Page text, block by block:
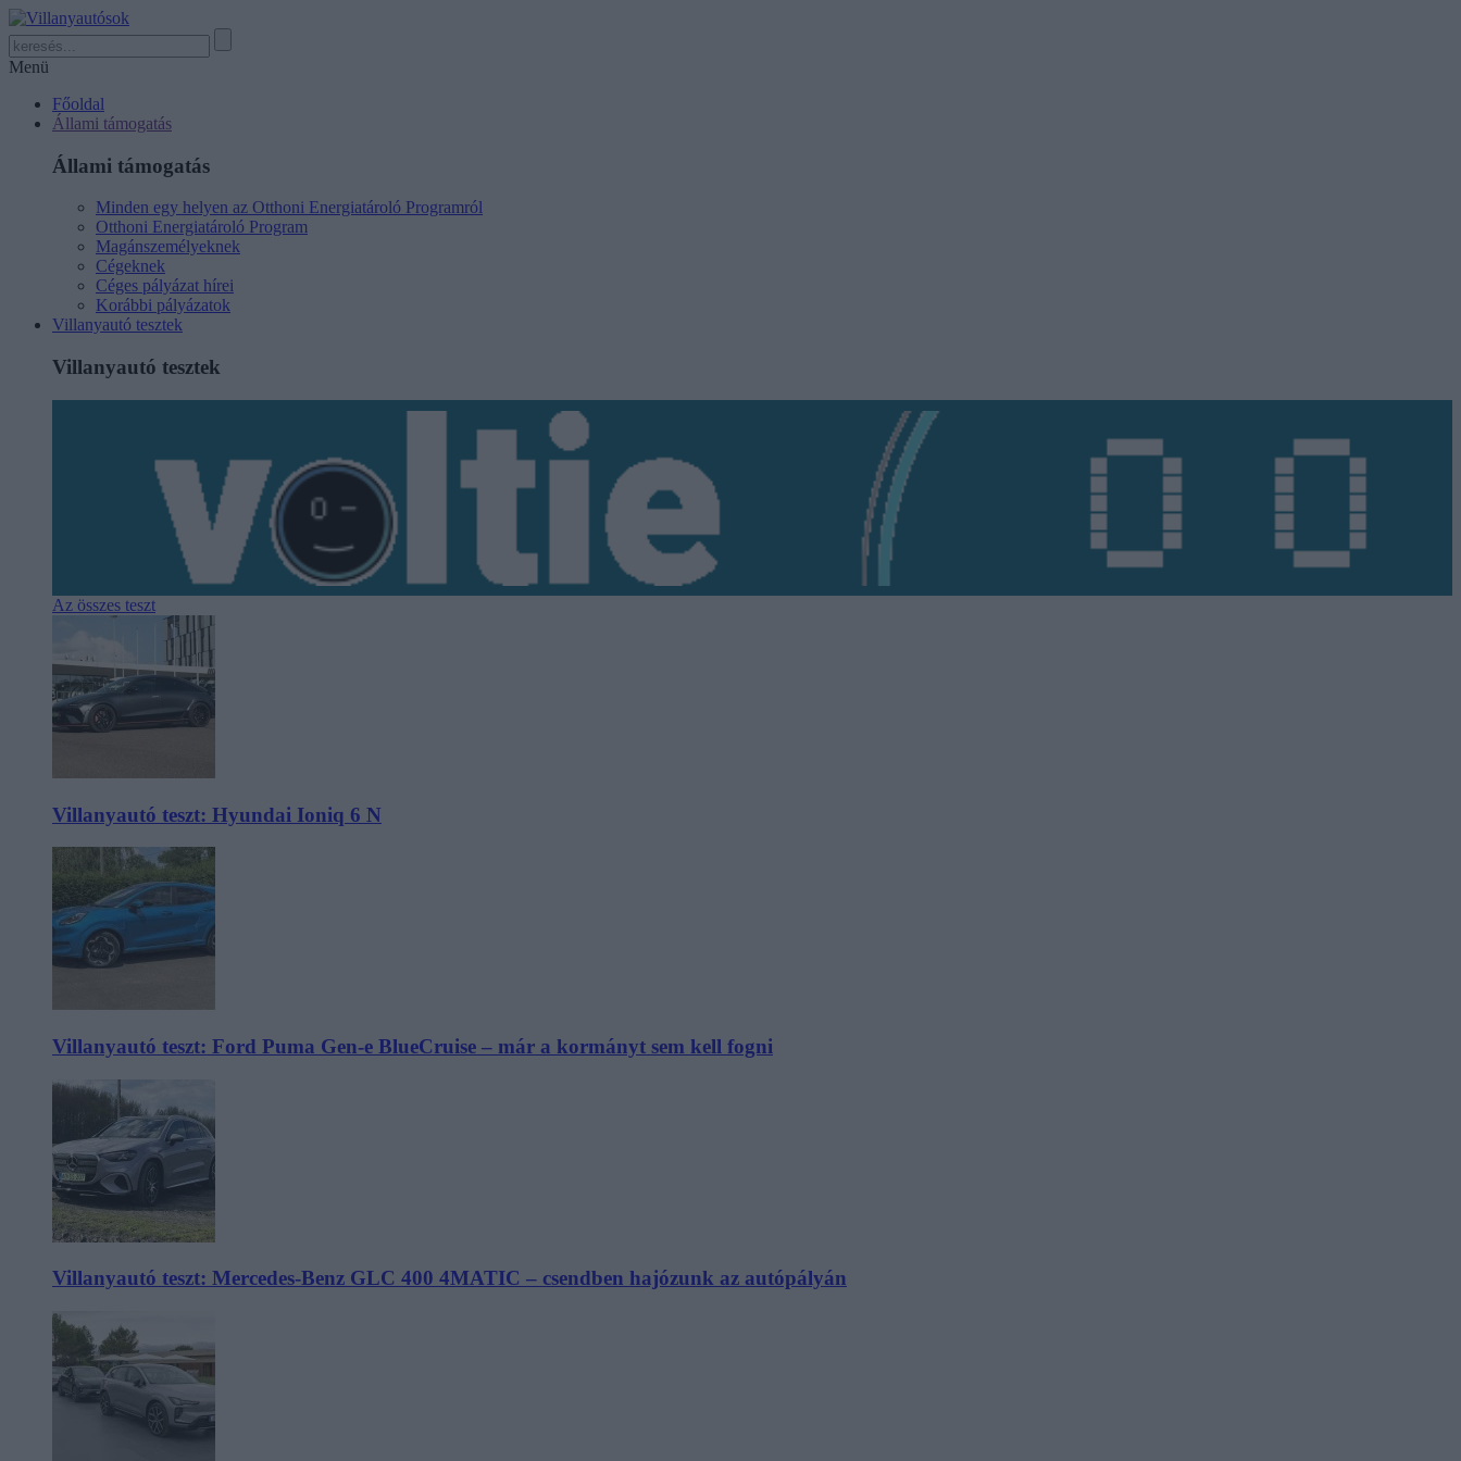
Menü
Főoldal
Állami támogatás
Állami támogatás
Minden egy helyen az Otthoni Energiatároló Programról
Otthoni Energiatároló Program
Magánszemélyeknek
Cégeknek
Céges pályázat hírei
Korábbi pályázatok
Villanyautó tesztek
Villanyautó tesztek
Az összes teszt
Villanyautó teszt: Hyundai Ioniq 6 N
Villanyautó teszt: Ford Puma Gen-e BlueCruise – már a kormányt sem kell fogni
Villanyautó teszt: Mercedes-Benz GLC 400 4MATIC – csendben hajózunk az autópályán